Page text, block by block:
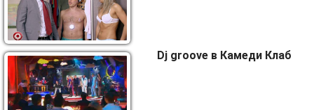
Dj groove в Камеди Клаб